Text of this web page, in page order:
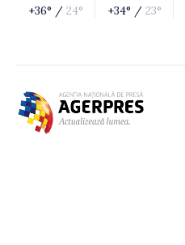
+36° / 24° +34° / 23°